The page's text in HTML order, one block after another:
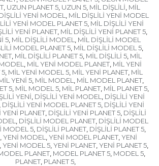
, UZUN PLANET 5, UZUN 5, MİL DİŞLİLİ, MİL
YENİ MODEL , MİL DİŞLİLİ YENİ MODEL
YENİ MODEL PLANET 5, MİL DİŞLİLİ YENİ
YENİ PLANET, MİL DİŞLİLİ YENİ PLANET 5,
5, MİL DİŞLİLİ MODEL , MİL DİŞLİLİ MODEL
MODEL PLANET 5, MİL DİŞLİLİ MODEL 5,
, MİL DİŞLİLİ PLANET 5, MİL DİŞLİLİ 5, MİL
, MİL YENİ MODEL PLANET, MİL YENİ
5, MİL YENİ MODEL 5, MİL YENİ PLANET, MİL
YENİ 5, MİL MODEL , MİL MODEL PLANET,
5, MİL MODEL 5, MİL PLANET, MİL PLANET 5,
YENİ, DİŞLİLİ YENİ MODEL , DİŞLİLİ YENİ
DİŞLİLİ YENİ MODEL PLANET 5, DİŞLİLİ YENİ
YENİ PLANET, DİŞLİLİ YENİ PLANET 5, DİŞLİLİ
, DİŞLİLİ MODEL PLANET, DİŞLİLİ MODEL
MODEL 5, DİŞLİLİ PLANET, DİŞLİLİ PLANET 5,
, YENİ MODEL , YENİ MODEL PLANET, YENİ
, YENİ MODEL 5, YENİ PLANET, YENİ PLANET 5,
PLANET, MODEL PLANET 5, MODEL 5,
PLANET, PLANET 5,